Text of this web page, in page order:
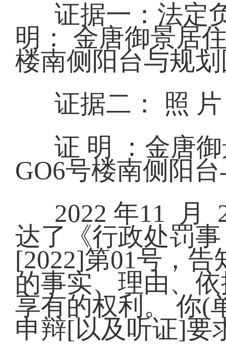
证据一：法定
明： 金唐御景居
楼南侧阳台与规
证据二： 照
证 明 ：金唐
GO6号楼南侧阳
2022 年11 月
达了《行政处罚
[2022]第01号，
的事实、理由、
享有的权利。 你(
申辩[以及听证]要